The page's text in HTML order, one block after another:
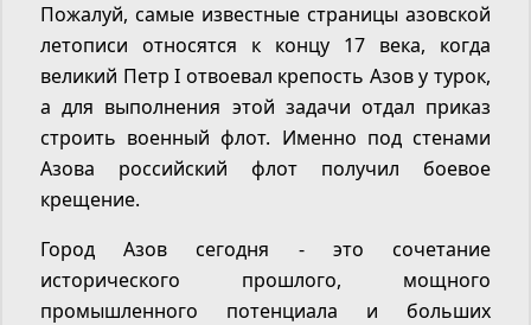
Пожалуй, самые известные страницы азовской
летописи относятся к концу 17 века, когда
великий Петр I отвоевал крепость Азов у турок,
а для выполнения этой задачи отдал приказ
строить военный флот. Именно под стенами
Азова российский флот получил боевое
крещение.
Город Азов сегодня - это сочетание
исторического прошлого, мощного
промышленного потенциала и больших